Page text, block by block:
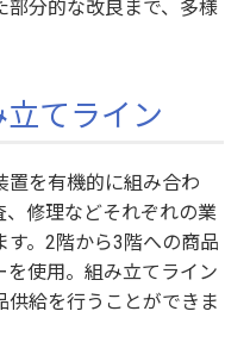
部分的な改良まで、多様
てライン
置を有機的に組み合わ
修理などそれぞれの業
。2階から3階への商品
使用。組み立てライン
供給を行うことができま